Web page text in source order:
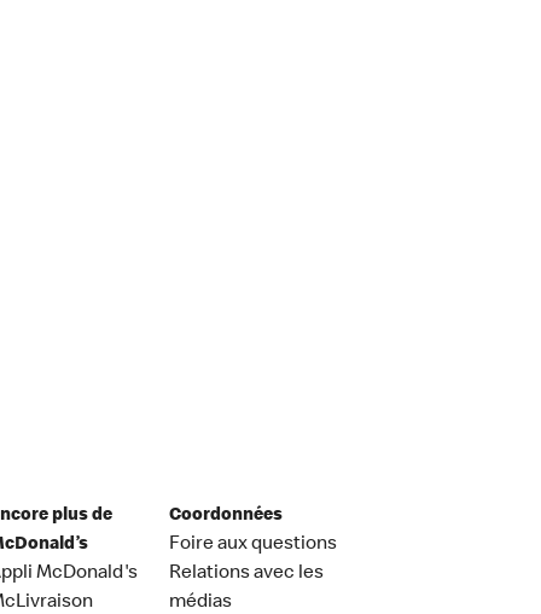
plus de
McDonald's
Coordonnées
Foire aux questions
Relations avec les
médias